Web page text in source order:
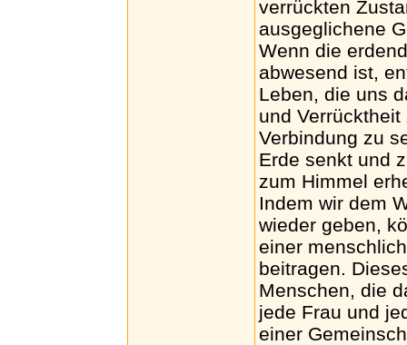
verrückten
ausgeglichene
Wenn die
abwesend ist,
Leben, die uns
und
Verbindung zu
Erde senkt und
zum Himmel
Indem wir dem
wieder geben,
einer
beitragen.
Menschen, die
jede Frau und
einer